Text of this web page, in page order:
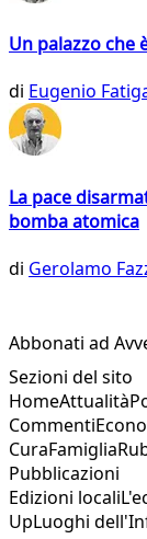
Un palazzo che
di Eugenio
La pace
bomba atomica
di Gerolamo
Abbonati ad
Sezioni del sito
HomeAttualità
Commenti
CuraFamiglia
Pubblicazioni
Edizioni locali
UpLuoghi